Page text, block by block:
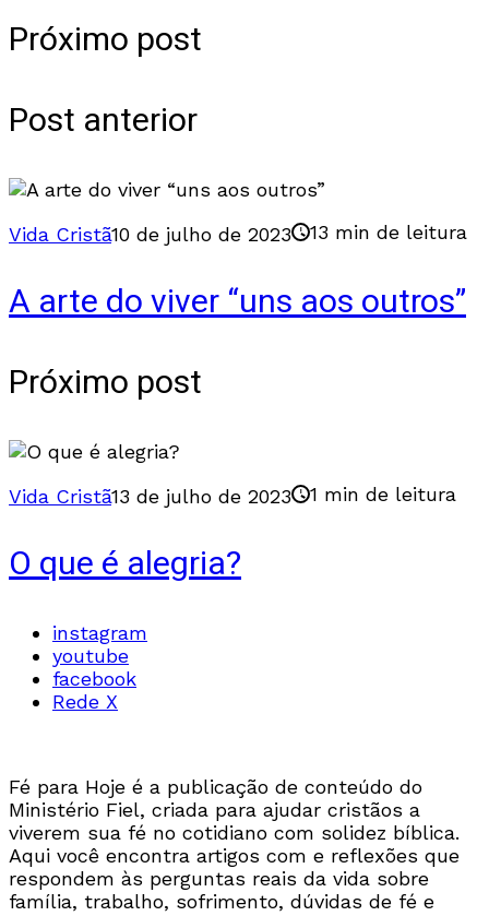
Próximo post
Post anterior
Vida Cristã10 de julho de 2023 13 min de leitura
A arte do viver “uns aos outros”
Próximo post
Vida Cristã13 de julho de 2023 1 min de leitura
O que é alegria?
instagram
youtube
facebook
Rede X
Fé para Hoje é a publicação de conteúdo do
Ministério Fiel, criada para ajudar cristãos a
viverem sua fé no cotidiano com solidez bíblica.
Aqui você encontra artigos com e reflexões que
respondem às perguntas reais da vida sobre
família, trabalho, sofrimento, dúvidas de fé e